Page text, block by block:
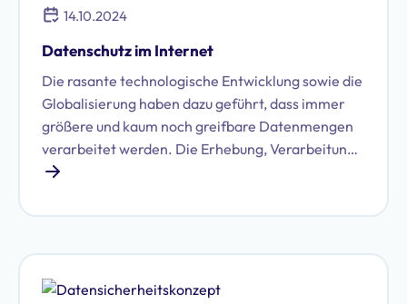
14.10.2024
Datenschutz im Internet
Die rasante technologische Entwicklung sowie die
Globalisierung haben dazu geführt, dass immer
größere und kaum noch greifbare Datenmengen
verarbeitet werden. Die Erhebung, Verarbeitung
und der Austausch personenbezogener Daten
zugenommen, was den Datenschutz vor immer
Handhabung mit Daten streng im Rahmen